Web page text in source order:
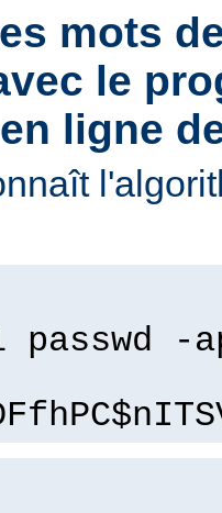
mots
le
ligne
passwd -